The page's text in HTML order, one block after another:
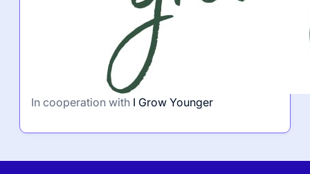
In cooperation with I Grow Younger